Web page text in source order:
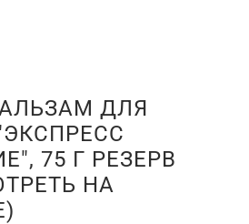
ДЛЯ
75 Г РЕЗЕРВ
НА